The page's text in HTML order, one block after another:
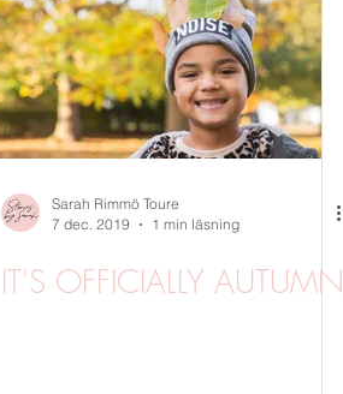
Sarah Rimmö Toure
7 dec. 2019
1 min läsning
IT'S OFFICIALLY AUTUMN